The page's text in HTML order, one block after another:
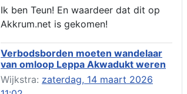
Aanvraag omgevingsvergunning, veranderen
van een woning (voordeur en dakkapel),
Aanvraag omgevingsvergunning
wateractiviteit wf-1012586 aanbrengen van
asfalt t.b.v. onderhoud fietspad t.h.v
boarnsterdyk, Akkrum
Ik ben Teun! En waardeer dat dit op
Akkrum.net is gekomen!
Verbodsborden moeten wandelaar
van omloop Leppa Akwadukt weren
Wijkstra: zaterdag, 14 maart 2026